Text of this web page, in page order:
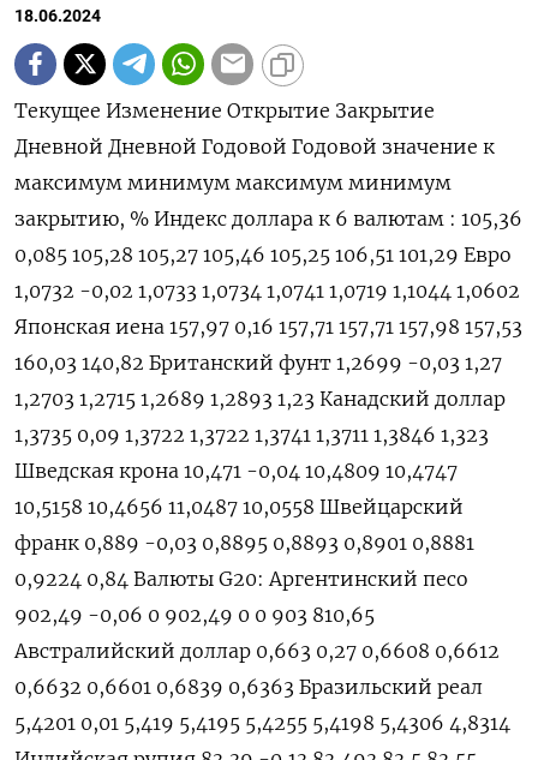
18.06.2024
Текущее Изменение Открытие Закрытие Дневной Дневной Годовой Годовой значение к максимум минимум максимум минимум закрытию, % Индекс доллара к 6 валютам : 105,36 0,085 105,28 105,27 105,46 105,25 106,51 101,29 Евро 1,0732 -0,02 1,0733 1,0734 1,0741 1,0719 1,1044 1,0602 Японская иена 157,97 0,16 157,71 157,71 157,98 157,53 160,03 140,82 Британский фунт 1,2699 -0,03 1,27 1,2703 1,2715 1,2689 1,2893 1,23 Канадский доллар 1,3735 0,09 1,3722 1,3722 1,3741 1,3711 1,3846 1,323 Шведская крона 10,471 -0,04 10,4809 10,4747 10,5158 10,4656 11,0487 10,0558 Швейцарский франк 0,889 -0,03 0,8895 0,8893 0,8901 0,8881 0,9224 0,84 Валюты G20: Аргентинский песо 902,49 -0,06 0 902,49 0 0 903 810,65 Австралийский доллар 0,663 0,27 0,6608 0,6612 0,6632 0,6601 0,6839 0,6363 Бразильский реал 5,4201 0,01 5,419 5,4195 5,4255 5,4198 5,4306 4,8314 Индийская рупия 83,39 -0,13 83,493 83,5 83,55 83,3975 83,739 82,65 Индонезийская рупия 16 395 0,8 0 16 395 0 0 16 415 15 450 Китайский юань 7,2557 -0,01 7,2551 7,2561 7,2558 7,2546 7,2561 7,1097 Мексиканский песо 18,5079 0 18,515 18,508 18,5554 18,5071 18,986 16,2645 Российский рубль 88,2 -0,59 88,71 88,7205 88,8705 88,22 95,4705 85,5045 Саудовский риал 3,752 0 3,752 3,752 3,752 3,7506 3,7521 3,7483 Турецкая лира 32,7483 -0,11 32,8107 32,7859 32,8456 32,6881 33,0255 29,567 Южнокорейская вона 1 380,92 0,18 1 378,75 1 378,46 1 382,28 1 378,62 1 400,15 1 291,17 Южноафриканский ранд 18,2292 -0,1 18,2434 18,2476 18,2878 18,2334 19,3912 18,03 Европа: Польский злотый 4,0472 -0,01 4,0472 4,0477 4,0564 4,0479 4,1235 3,9013 Чешская крона 23,046 0,23 22,994 22,994 23,069 23,012 23,883 22,308 Венгерский форинт 368,62 0,07 368,35 368,37 369,05 368,55 373,51 343,35 Норвежская крона 10,6645 0,08 10,6636 10,6555 10,7013 10,6501 11,1375 10,1432